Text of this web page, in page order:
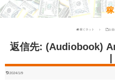
稼ぐネット お
返信先: (Audiobook)
2024/1/9